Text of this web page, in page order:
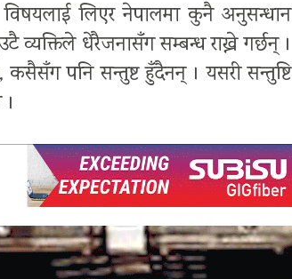
लिएर नेपालमा कुनै अनुसन्धान
धेरैजनासँग सम्बन्ध राख्ने गर्छन् ।
पनि सन्तुष्ट हुँदैनन् । यसरी सन्तुष्टि